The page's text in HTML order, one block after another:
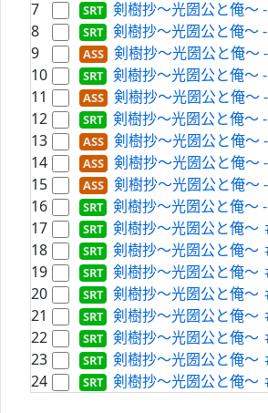
7
剣樹抄～光圀公と俺～
8
剣樹抄～光圀公と俺～
9
剣樹抄～光圀公と俺～
10
剣樹抄～光圀公と俺～
11
剣樹抄～光圀公と俺～
12
剣樹抄～光圀公と俺～
13
剣樹抄～光圀公と俺～
14
剣樹抄～光圀公と俺～
15
剣樹抄～光圀公と俺～
16
剣樹抄～光圀公と俺～
17
剣樹抄～光圀公と俺～
18
剣樹抄～光圀公と俺～
19
剣樹抄～光圀公と俺～
20
剣樹抄～光圀公と俺～
21
剣樹抄～光圀公と俺～
22
剣樹抄～光圀公と俺～
23
剣樹抄～光圀公と俺～
24
剣樹抄～光圀公と俺～